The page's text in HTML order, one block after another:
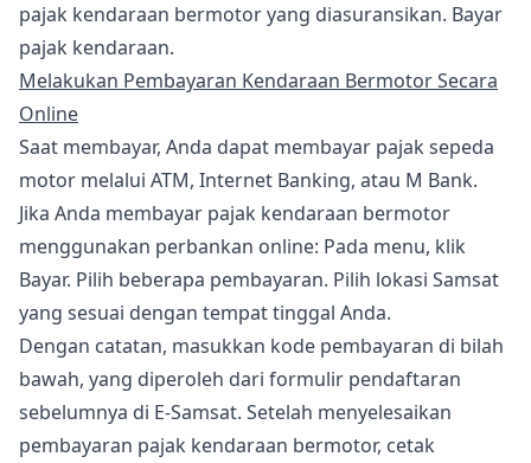
pajak kendaraan bermotor yang diasuransikan. Bayar
pajak kendaraan.
Melakukan Pembayaran Kendaraan Bermotor Secara
Online
Saat membayar, Anda dapat membayar pajak sepeda
motor melalui ATM, Internet Banking, atau M Bank.
Jika Anda membayar pajak kendaraan bermotor
menggunakan perbankan online: Pada menu, klik
Bayar. Pilih beberapa pembayaran. Pilih lokasi Samsat
yang sesuai dengan tempat tinggal Anda.
Dengan catatan, masukkan kode pembayaran di bilah
bawah, yang diperoleh dari formulir pendaftaran
sebelumnya di E-Samsat. Setelah menyelesaikan
pembayaran pajak kendaraan bermotor, cetak